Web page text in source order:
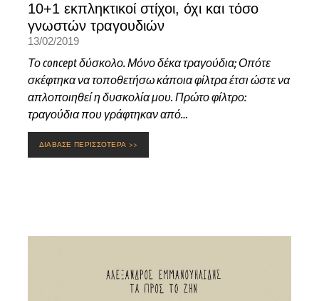
10+1 εκπληκτικοί στίχοι, όχι και τόσο
γνωστών τραγουδιών
13/02/2019
Το concept δύσκολο. Μόνο δέκα τραγούδια; Οπότε
σκέφτηκα να τοποθετήσω κάποια φίλτρα έτσι ώστε να
απλοποιηθεί η δυσκολία μου. Πρώτο φίλτρο:
τραγούδια που γράφτηκαν από…
ΔΙΑΒΑΣΕ ΠΕΡΙΣΣΟΤΕΡΑ >>